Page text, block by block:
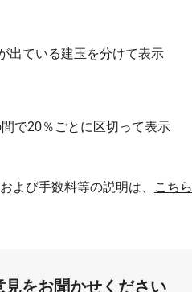
出ている建玉を分けて表示
で20％ごとに区切って表示
よび手数料等の説明は、 こちら
見をお聞かせください